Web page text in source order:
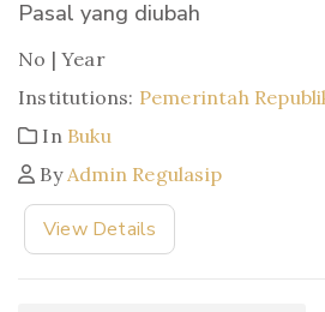
Pasal yang diubah
No | Year
Institutions: Pemerintah
In Buku
ByAdmin Regulasip
View Details